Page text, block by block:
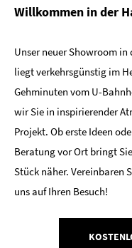
Willkommen in der
Unser neuer Showroom in
liegt verkehrsgünstig im
Gehminuten vom U-
wir Sie in inspirierender
Projekt. Ob erste Ideen
Beratung vor Ort bringt
Stück näher. Vereinbaren
uns auf Ihren Besuch!